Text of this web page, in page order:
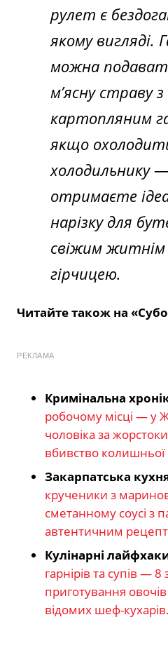
рулет є
якому вигляді.
можна
м’ясну страву з
картопляним
якщо
холодильнику
отримаєте
нарізку для
свіжим
гірчицею.
Читайте також на
РЕКЛАМА
Кримінальна
робочому місці — у
чоловіка за
вбивство
Закарпатська
крученики з
сметанному соусі з
автентичним
Кулінарні
гарнірів та супів —
приготування овочів
відомих шеф-кухарів.